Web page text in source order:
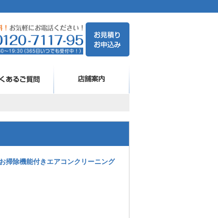
掃除機能付きエアコンクリーニング